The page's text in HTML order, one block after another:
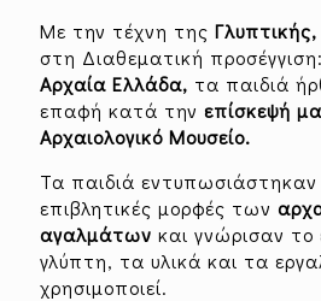
Με την τέχνη της Γλυπτικής,
στη Διαθεματική προσέγγιση:
Αρχαία Ελλάδα, τα παιδιά
επαφή κατά την επίσκεψή
Αρχαιολογικό Μουσείο.
Τα παιδιά
επιβλητικές μορφές των
αγαλμάτων και γνώρισαν
γλύπτη, τα υλικά και τα
χρησιμοποιεί.